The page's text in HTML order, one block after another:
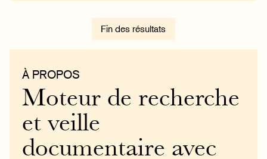
Fin des résultats
À PROPOS
Moteur de recherche
et veille
documentaire avec